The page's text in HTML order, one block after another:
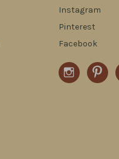
Instagram
Pinterest
Facebook